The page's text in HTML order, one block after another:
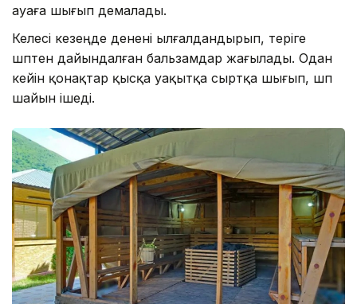
ауаға шығып демалады.
Келесі кезеңде денені ылғалдандырып, теріге
шөптен дайындалған бальзамдар жағылады. Одан
кейін қонақтар қысқа уақытқа сыртқа шығып, шөп
шайын ішеді.